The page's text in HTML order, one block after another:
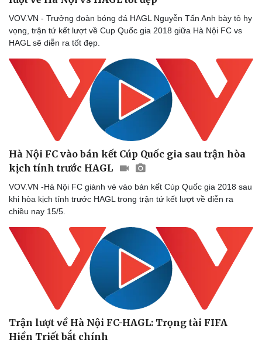
Sức khỏe
Dinh dưỡng - món ngon
Cây thuốc
Sản phụ khoa
Đời sống
Nhà đẹp
Blog
VOV.VN - Trưởng đoàn bóng đá HAGL Nguyễn Tấn Anh bày tỏ hy
vọng, trận tứ kết lượt về Cup Quốc gia 2018 giữa Hà Nội FC vs
HAGL sẽ diễn ra tốt đẹp.
Hà Nội FC vào bán kết Cúp Quốc gia sau trận hòa
kịch tính trước HAGL
VOV.VN -Hà Nội FC giành vé vào bán kết Cúp Quốc gia 2018 sau
khi hòa kịch tính trước HAGL trong trận tứ kết lượt về diễn ra
chiều nay 15/5.
Trận lượt về Hà Nội FC-HAGL: Trọng tài FIFA
Hiền Triết bắt chính